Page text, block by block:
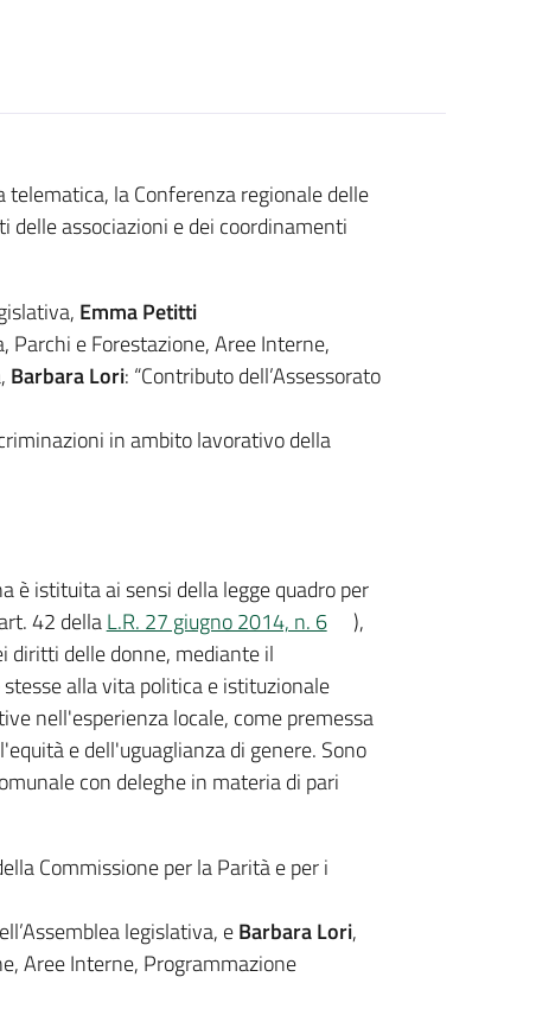
la Conferenza regionale delle
associazioni e dei coordinamenti
Emma Petitti
e Forestazione, Aree Interne,
Barbara Lori: “Contributo dell’Assessorato
in ambito lavorativo della
è istituita ai sensi della legge quadro per
42 dellaL.R. 27 giugno 2014, n. 6
),
diritti delle donne, mediante il
alla vita politica e istituzionale
nell'esperienza locale, come premessa
e dell'uguaglianza di genere. Sono
con deleghe in materia di pari
Commissione per la Parità e per i
legislativa, eBarbara Lori,
Aree Interne, Programmazione